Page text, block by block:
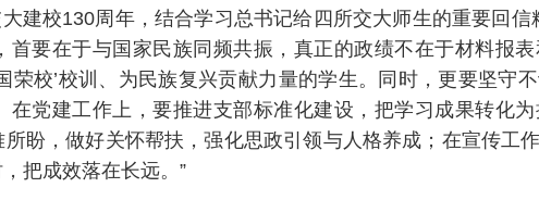
建校130周年，结合学习总书记给四所交大师生的重要回信
要在于与国家民族同频共振，真正的政绩不在于材料报
荣校’校训、为民族复兴贡献力量的学生。同时，更要坚守
党建工作上，要推进支部标准化建设，把学习成果转化
盼，做好关怀帮扶，强化思政引领与人格养成；在宣传工
把成效落在长远。”